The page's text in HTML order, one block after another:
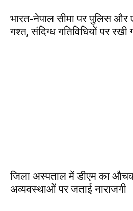
भारत-नेपाल सीमा पर पुलिस
गश्त, संदिग्ध गतिविधियों पर
जिला अस्पताल में डीएम का औचक
अव्यवस्थाओं पर जताई नाराजगी